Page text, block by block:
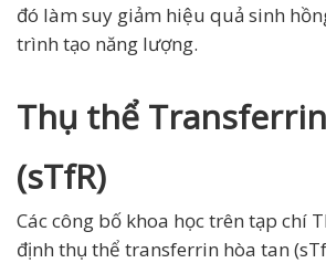
đó làm suy giảm hiệu quả sinh
trình tạo năng lượng.
Thụ thể
(sTfR)
Các công bố khoa học trên tạp chí
định thụ thể transferrin hòa tan